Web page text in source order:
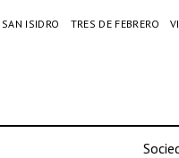
SAN ISIDRO TRES DE FEBRERO